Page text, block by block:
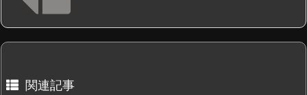
関連記事